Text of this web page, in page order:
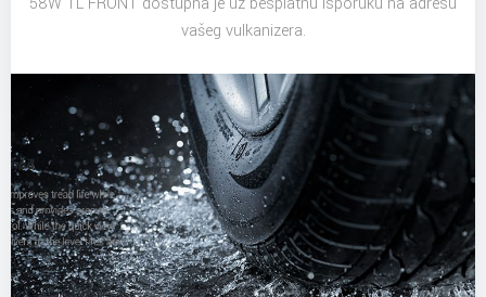
vašeg vulkanizera.